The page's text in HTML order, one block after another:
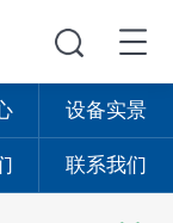
设备实景
联系我们